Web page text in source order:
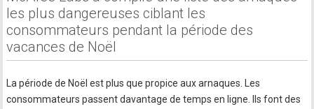
les plus dangereuses ciblant les
consommateurs pendant la période des
vacances de Noël
La période de Noël est plus que propice aux arnaques. Les
consommateurs passent davantage de temps en ligne. Ils font des